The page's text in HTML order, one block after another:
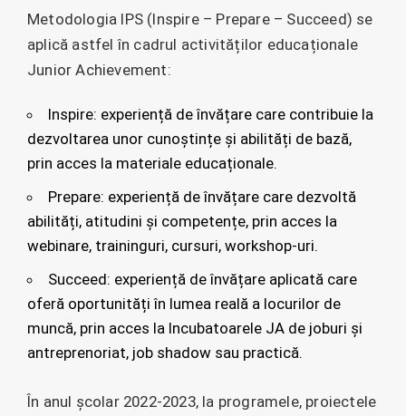
Metodologia IPS (Inspire – Prepare – Succeed) se
aplică astfel în cadrul activităților educaționale
Junior Achievement:
Inspire: experiență de învățare care contribuie la
dezvoltarea unor cunoștințe și abilități de bază,
prin acces la materiale educaționale.
Prepare: experiență de învățare care dezvoltă
abilități, atitudini și competențe, prin acces la
webinare, traininguri, cursuri, workshop-uri.
Succeed: experiență de învățare aplicată care
oferă oportunități în lumea reală a locurilor de
muncă, prin acces la Incubatoarele JA de joburi și
antreprenoriat, job shadow sau practică.
În anul școlar 2022-2023, la programele, proiectele